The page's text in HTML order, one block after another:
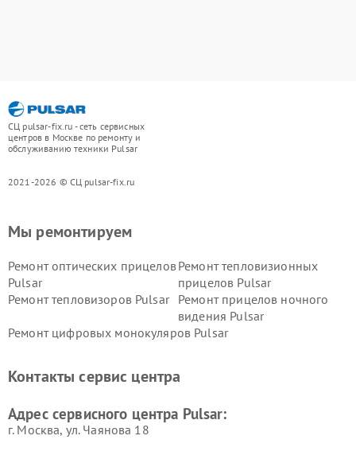
СЦ pulsar-fix.ru - сеть сервисных
центров в Москве по ремонту и
обслуживанию техники Pulsar
2021-2026 © СЦ pulsar-fix.ru
Мы ремонтируем
Ремонт оптических прицелов
Pulsar
Ремонт тепловизионных
прицелов Pulsar
Ремонт тепловизоров Pulsar
Ремонт прицелов ночного
видения Pulsar
Ремонт цифровых монокуляров Pulsar
Контакты сервис центра
Адрес сервисного центра Pulsar:
г. Москва, ул. Чаянова 18